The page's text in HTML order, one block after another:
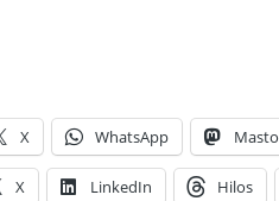
X WhatsApp
X LinkedIn Hilos